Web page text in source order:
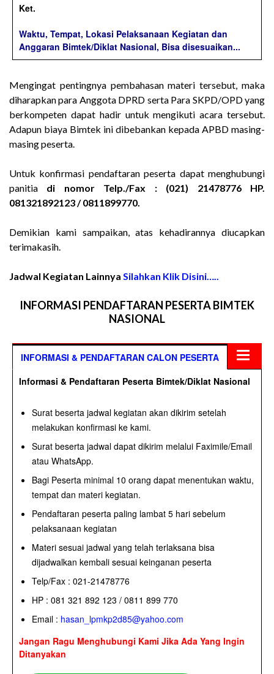
Ket.
Waktu, Tempat, Lokasi Pelaksanaan Kegiatan dan
Anggaran Bimtek/Diklat Nasional, Bisa disesuaikan...
Mengingat pentingnya pembahasan materi tersebut, maka
diharapkan para Anggota DPRD serta Para SKPD/OPD yang
berkompeten dapat hadir untuk mengikuti acara tersebut.
Adapun biaya Bimtek ini dibebankan kepada APBD masing-
masing peserta.
Untuk konfirmasi pendaftaran peserta dapat menghubungi
panitia di nomor Telp./Fax : (021) 21478776 HP.
081321892123 / 0811899770.
Demikian kami sampaikan, atas kehadirannya diucapkan
terimakasih.
Jadwal Kegiatan Lainnya Silahkan Klik Disini…..
INFORMASI PENDAFTARAN PESERTA BIMTEK
NASIONAL
INFORMASI & PENDAFTARAN CALON PESERTA
Informasi & Pendaftaran Peserta Bimtek/Diklat Nasional
Surat beserta jadwal kegiatan akan dikirim setelah
melakukan konfirmasi ke kami.
Surat beserta jadwal dapat dikirim melalui Faximile/Email
atau WhatsApp.
Bagi Peserta minimal 10 orang dapat menentukan waktu,
tempat dan materi kegiatan.
Pendaftaran peserta paling lambat 5 hari sebelum
pelaksanaan kegiatan
Materi sesuai jadwal yang telah terlaksana bisa
dijadwalkan kembali sesuai keinganan peserta
Telp/Fax : 021-21478776
HP : 081 321 892 123 / 0811 899 770
Email : hasan_lpmkp2d85@yahoo.com
Jangan Ragu Menghubungi Kami Jika Ada Yang Ingin
Ditanyakan